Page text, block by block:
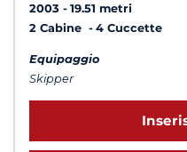
2003
19.51 metri
2 Cabine
4 Cuccette
Equipaggio
Skipper